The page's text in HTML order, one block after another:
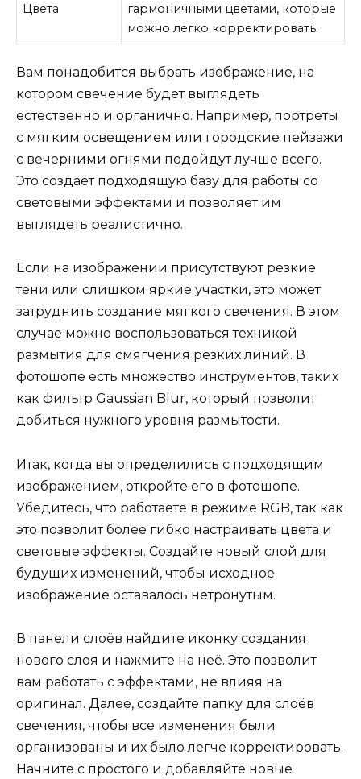
Цвета
гармоничными цветами, которые
можно легко корректировать.
Вам понадобится выбрать изображение, на
котором свечение будет выглядеть
естественно и органично. Например, портреты
с мягким освещением или городские пейзажи
с вечерними огнями подойдут лучше всего.
Это создаёт подходящую базу для работы со
световыми эффектами и позволяет им
выглядеть реалистично.
Если на изображении присутствуют резкие
тени или слишком яркие участки, это может
затруднить создание мягкого свечения. В этом
случае можно воспользоваться техникой
размытия для смягчения резких линий. В
фотошопе есть множество инструментов, таких
как фильтр Gaussian Blur, который позволит
добиться нужного уровня размытости.
Итак, когда вы определились с подходящим
изображением, откройте его в фотошопе.
Убедитесь, что работаете в режиме RGB, так как
это позволит более гибко настраивать цвета и
световые эффекты. Создайте новый слой для
будущих изменений, чтобы исходное
изображение оставалось нетронутым.
В панели слоёв найдите иконку создания
нового слоя и нажмите на неё. Это позволит
вам работать с эффектами, не влияя на
оригинал. Далее, создайте папку для слоёв
свечения, чтобы все изменения были
организованы и их было легче корректировать.
Начните с простого и добавляйте новые